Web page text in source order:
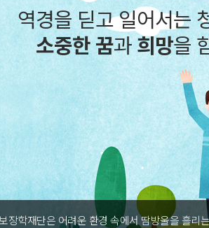
역경을 딛고 일어서는
소중한 꿈과희망을
장학재단은 어려운 환경 속에서 땀방울을 흘리